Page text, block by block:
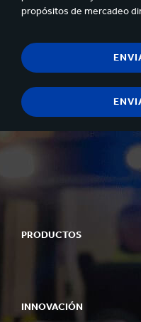
propósitos de mercadeo
PRODUCTOS
INNOVACIÓN